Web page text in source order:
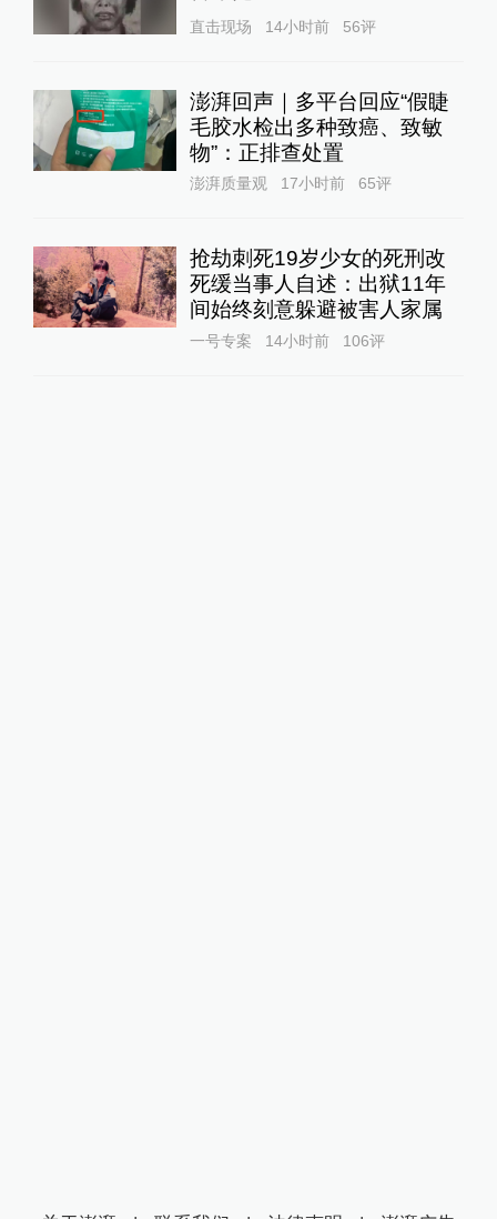
直击现场 14小时前 56评
澎湃回声｜多平台回应“假睫
毛胶水检出多种致癌、致敏
物”：正排查处置
澎湃质量观 17小时前 65评
抢劫刺死19岁少女的死刑改
死缓当事人自述：出狱11年
间始终刻意躲避被害人家属
一号专案 14小时前 106评